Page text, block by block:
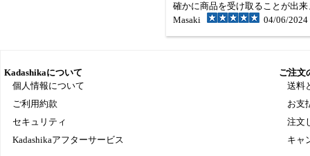
確かに商品を受け取ることが出
Masaki
04/06/2024
Kadashikaについて
個人情報について
ご利用約款
セキュリティ
Kadashikaアフターサービス
ご注文
送料
お支
注文
キャ